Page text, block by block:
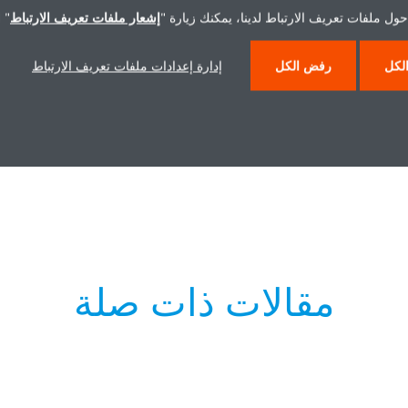
Record sales for Sky Air A-
series_Press release_DEUEN18-
مقالات ذات صلة
ملفات تعريف الارتباط لدينا، يمكنك زيارة "إشعار ملفات تعريف الارتباط"
رفض الكل إدارة إعدادات ملفات تعريف الارتباط